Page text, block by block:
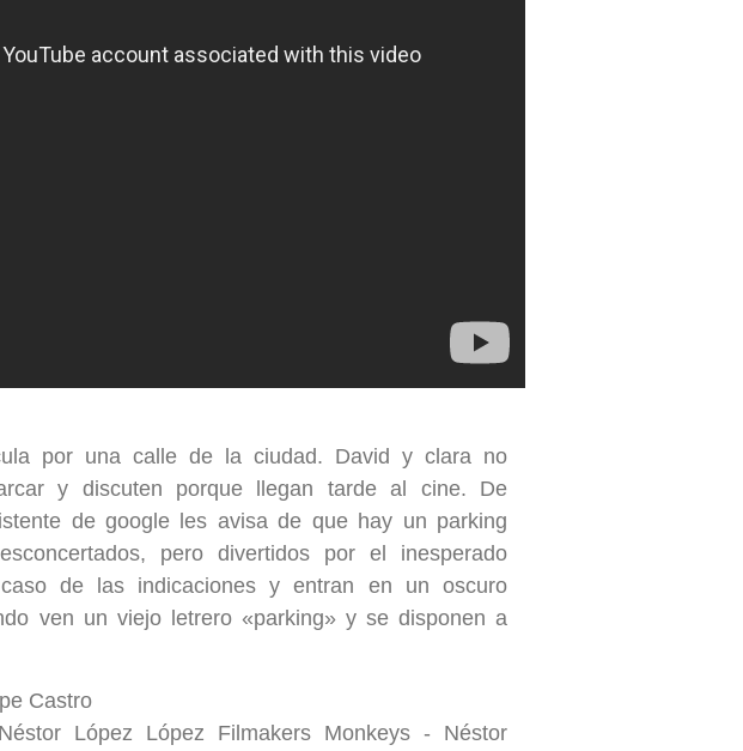
por una calle de la ciudad. David y clara no
y discuten porque llegan tarde al cine. De
de google les avisa de que hay un parking
pero divertidos por el inesperado
de las indicaciones y entran en un oscuro
ven un viejo letrero «parking» y se disponen a
Castro
Néstor López López Filmakers Monkeys - Néstor